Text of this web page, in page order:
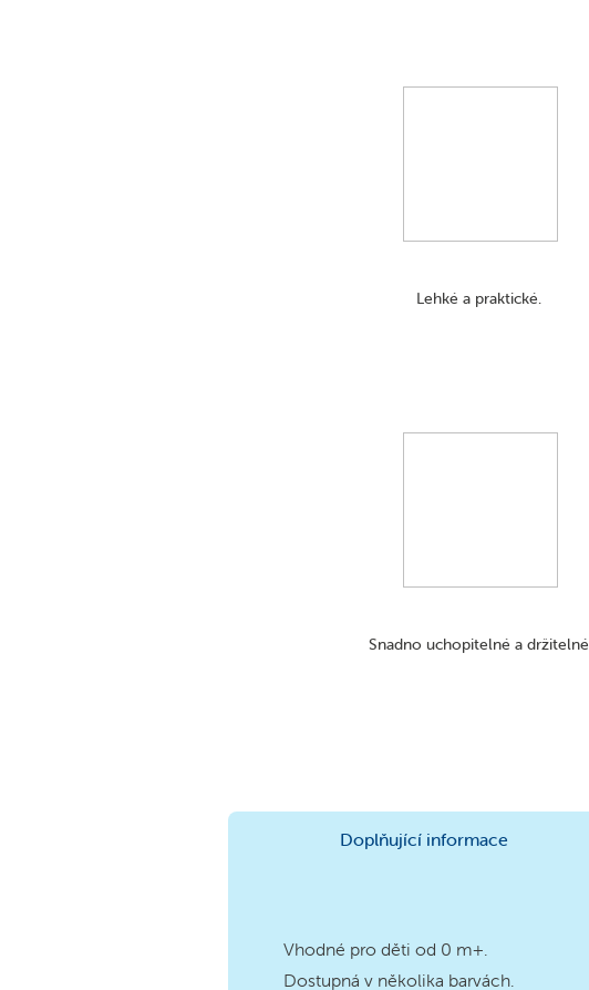
Lehké a praktické.
Snadno uchopitelné a držitelné.
Doplňující informace
Vhodné pro děti od 0 m+.
Dostupná v několika barvách.